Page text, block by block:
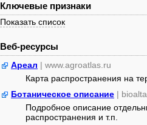
Ключевые признаки
Показать список
Веб-ресурсы
Ареал | www.agroatlas.ru
Карта распространения на
Ботаническое описание |
Подробное описание
распространения и т.п.